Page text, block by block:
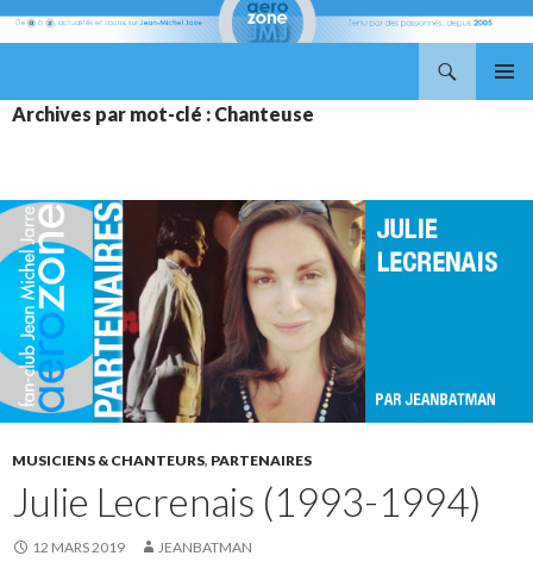
AU
Archives par mot-clé : Chanteuse
MUSICIENS & CHANTEURS, PARTENAIRES
Julie Lecrenais (1993-1994)
12 MARS 2019 JEANBATMAN